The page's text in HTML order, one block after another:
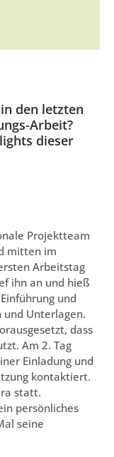
den letzten
Arbeit?
dieser
Projektteam
mitten im
Arbeitstag
ihn an und hieß
und
und Unterlagen.
dass
Am 2. Tag
Einladung und
kontaktiert.
statt.
persönliches
seine